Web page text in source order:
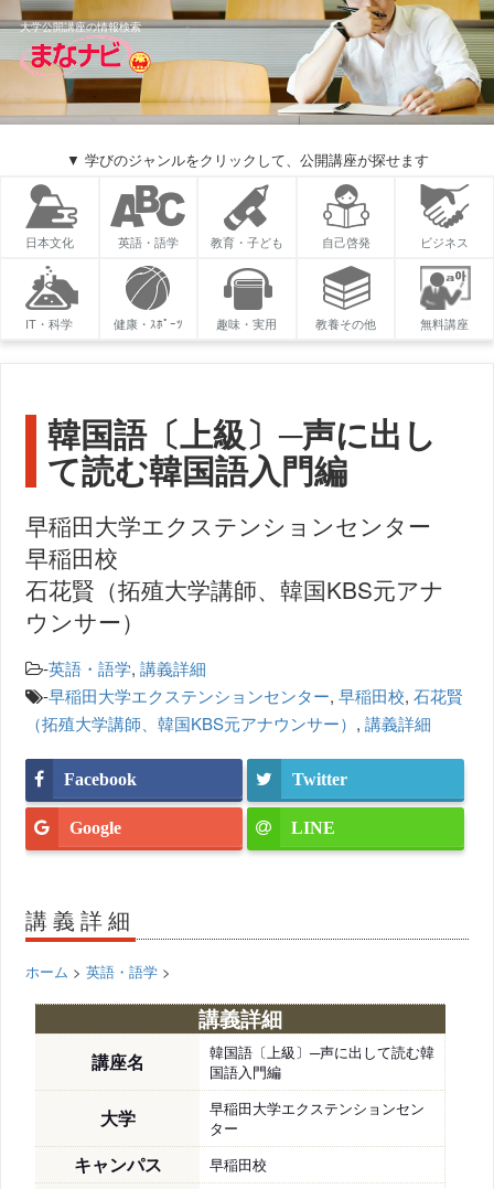
大学公開講座の情報検索
▼ 学びのジャンルをクリックして、公開講座が探せます
日本文化 英語・語学 教育・子ども 自己啓発 ビジネス
IT・科学 健康・ｽﾎﾟｰﾂ 趣味・実用 教養その他 無料講座
韓国語〔上級〕─声に出し
て読む韓国語入門編
早稲田大学エクステンションセンター
早稲田校
石花賢（拓殖大学講師、韓国KBS元アナ
ウンサー）
-英語・語学,講義詳細
-早稲田大学エクステンションセンター,早稲田校,石花賢
（拓殖大学講師、韓国KBS元アナウンサー） ,講義詳細
Facebook Twitter
Google LINE
講義詳細
ホーム >英語・語学 >
講義詳細
講座名
韓国語〔上級〕─声に出して読む韓
国語入門編
大学
早稲田大学エクステンションセン
ター
キャンパス 早稲田校